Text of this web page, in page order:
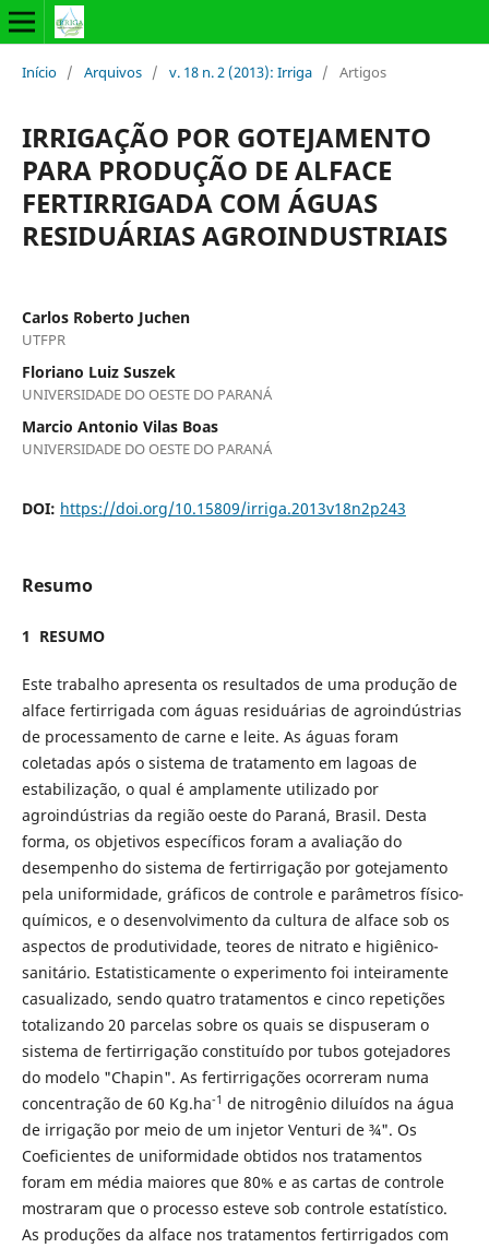
Início / Arquivos / v. 18 n. 2 (2013): Irriga / Artigos
IRRIGAÇÃO POR GOTEJAMENTO
PARA PRODUÇÃO DE ALFACE
FERTIRRIGADA COM ÁGUAS
RESIDUÁRIAS AGROINDUSTRIAIS
Carlos Roberto Juchen
UTFPR
Floriano Luiz Suszek
UNIVERSIDADE DO OESTE DO PARANÁ
Marcio Antonio Vilas Boas
UNIVERSIDADE DO OESTE DO PARANÁ
DOI: https://doi.org/10.15809/irriga.2013v18n2p243
Resumo
1 RESUMO
Este trabalho apresenta os resultados de uma produção de
alface fertirrigada com águas residuárias de agroindústrias
de processamento de carne e leite. As águas foram
coletadas após o sistema de tratamento em lagoas de
estabilização, o qual é amplamente utilizado por
agroindústrias da região oeste do Paraná, Brasil. Desta
forma, os objetivos específicos foram a avaliação do
desempenho do sistema de fertirrigação por gotejamento
pela uniformidade, gráficos de controle e parâmetros físico-
químicos, e o desenvolvimento da cultura de alface sob os
aspectos de produtividade, teores de nitrato e higiênico-
sanitário. Estatisticamente o experimento foi inteiramente
casualizado, sendo quatro tratamentos e cinco repetições
totalizando 20 parcelas sobre os quais se dispuseram o
sistema de fertirrigação constituído por tubos gotejadores
do modelo "Chapin". As fertirrigações ocorreram numa
concentração de 60 Kg.ha-1 de nitrogênio diluídos na água
de irrigação por meio de um injetor Venturi de ¾". Os
Coeficientes de uniformidade obtidos nos tratamentos
foram em média maiores que 80% e as cartas de controle
mostraram que o processo esteve sob controle estatístico.
As produções da alface nos tratamentos fertirrigados com